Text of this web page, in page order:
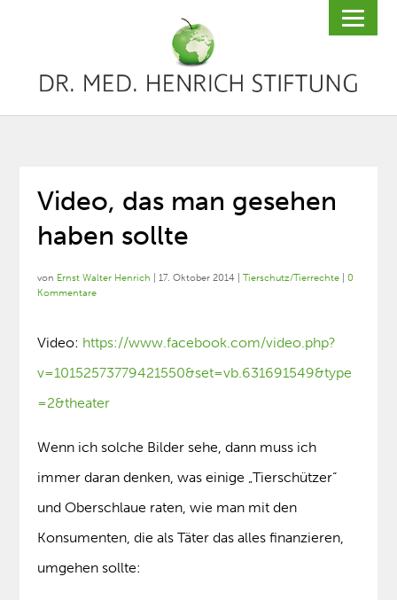
Video, das man gesehen
haben sollte
von Ernst Walter Henrich |17. Oktober 2014 |Tierschutz/Tierrechte |0
Kommentare
Video: https://www.facebook.com/video.php?
v=10152573779421550&set=vb.631691549&type
=2&theater
Wenn ich solche Bilder sehe, dann muss ich
immer daran denken, was einige „Tierschützer“
und Oberschlaue raten, wie man mit den
Konsumenten, die als Täter das alles finanzieren,
umgehen sollte: